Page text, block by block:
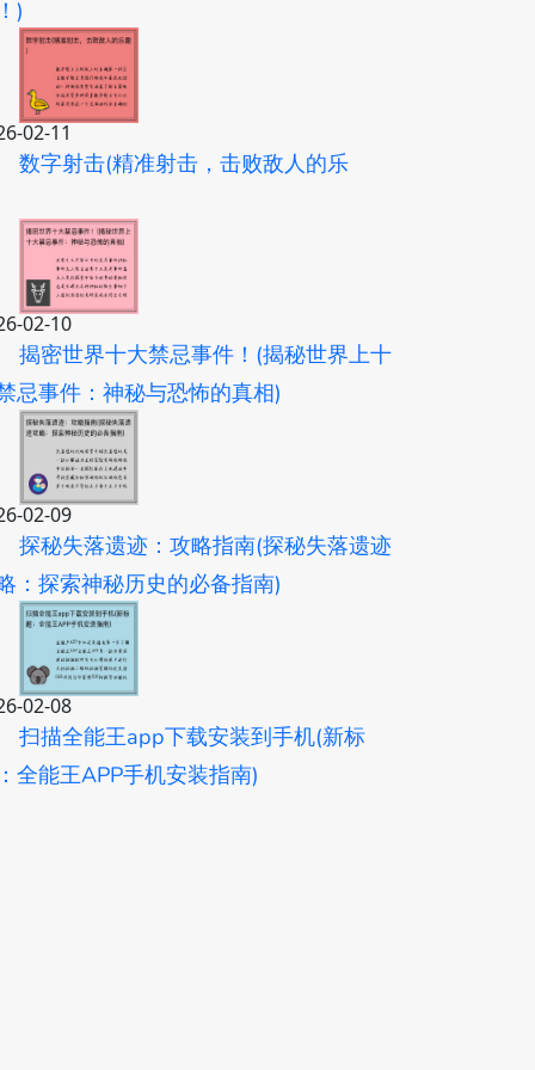
)
02-11
数字射击(精准射击，击败敌人的乐
02-10
揭密世界十大禁忌事件！(揭秘世界上十
忌事件：神秘与恐怖的真相)
02-09
探秘失落遗迹：攻略指南(探秘失落遗迹
：探索神秘历史的必备指南)
02-08
扫描全能王app下载安装到手机(新标
全能王APP手机安装指南)